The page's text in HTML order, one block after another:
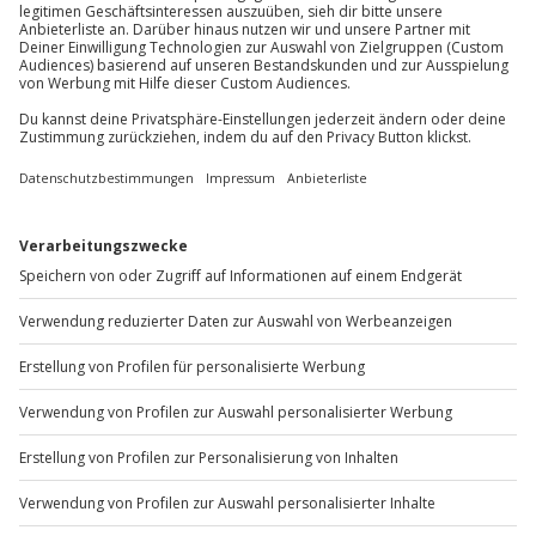
Für die lokale Steuer fallen Zusatzkosten von
1,50 € pro Person/Nacht an (die Kosten sind vor
Ort zu begleichen)
Hin- und Rückreise sind im Preis nicht inbegriffen
Parkplatz
Mo-Fr: 8-20 Uhr | Sa: 10-16 Uhr
Du möchtest als Firma bestellen?
Sichere Dir attraktive Firmenkunden Vorteile.
Mo-Fr: 9-17 Uhr
b2b@jochen-schweizer.de
www.b2b.jochen-schweizer.de/
Artikelnummer: 45851
Andere Produkte entdecken